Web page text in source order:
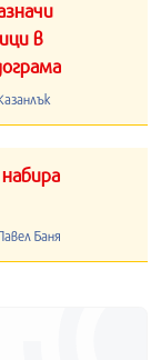
в
Баня